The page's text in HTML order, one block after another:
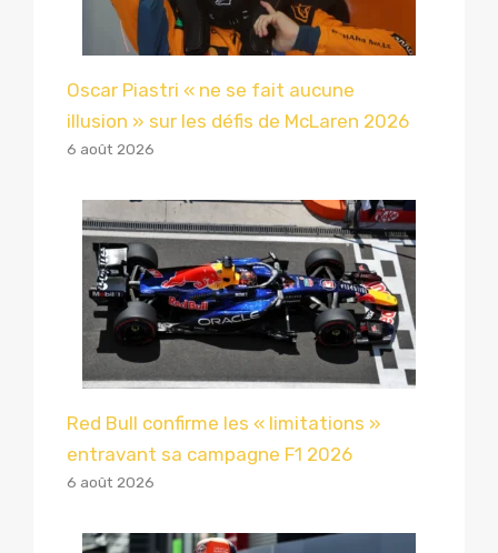
Oscar Piastri « ne se fait aucune
illusion » sur les défis de McLaren 2026
6 août 2026
Red Bull confirme les « limitations »
entravant sa campagne F1 2026
6 août 2026